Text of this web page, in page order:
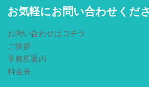
お気軽にお問い合わせくだ
お問い合わせはコチラ
ご挨拶
事務所案内
料金表